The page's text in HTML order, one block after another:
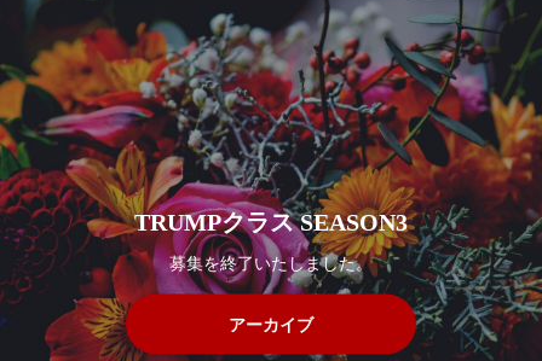
TRUMPクラス SEASON3
募集を終了いたしました。
アーカイブ